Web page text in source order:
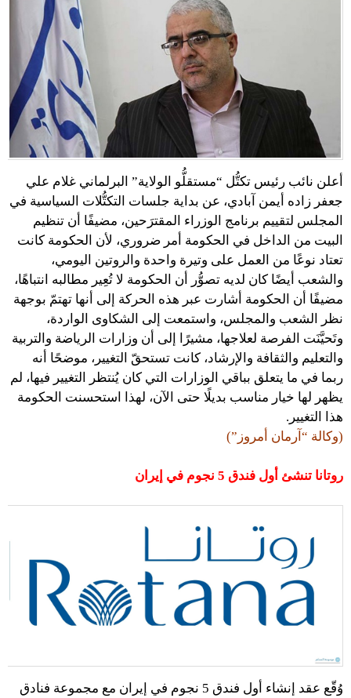
أعلن نائب رئيس تكتُّل “مستقلُّو الولاية” البرلماني غلام علي
جعفر زاده أيمن آبادي، عن بداية جلسات التكتُّلات السياسية في
المجلس لتقييم برنامج الوزراء المقترَحين، مضيفًا أن تنظيم
البيت من الداخل في الحكومة أمر ضروري، لأن الحكومة كانت
تعتاد نوعًا من العمل على وتيرة واحدة والروتين اليومي،
والشعب أيضًا كان لديه تصوُّر أن الحكومة لا تُعِير مطالبه انتباهًا،
مضيفًا أن الحكومة أشارت عبر هذه الحركة إلى أنها تهتمّ بوجهة
نظر الشعب والمجلس، واستمعت إلى الشكاوى الواردة،
وتَحيَّنَت الفرصة لعلاجها، مشيرًا إلى أن وزارات الرياضة والتربية
والتعليم والثقافة والإرشاد، كانت تستحقّ التغيير، موضحًا أنه
ربما في ما يتعلق بباقي الوزارات التي كان يُنتظر التغيير فيها، لم
يظهر لها خيار مناسب بديلًا حتى الآن، لهذا استحسنت الحكومة
هذا التغيير.
(وكالة “آرمان أمروز”)
روتانا تنشئ أول فندق 5 نجوم في إيران
وُقّع عقد إنشاء أول فندق 5 نجوم في إيران مع مجموعة فنادق